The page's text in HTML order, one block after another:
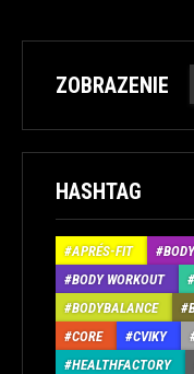
ZOBRAZENIE
HASHTAG
APRÉS-FIT
BODY WORKOUT
BODYBALANCE
CORE
CVIKY
HEALTHFACTORY